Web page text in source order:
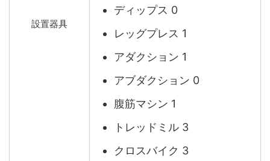
設置器具
ディップス 0
レッグプレス 1
アダクション 1
アブダクション 0
腹筋マシン 1
トレッドミル 3
クロスバイク 3